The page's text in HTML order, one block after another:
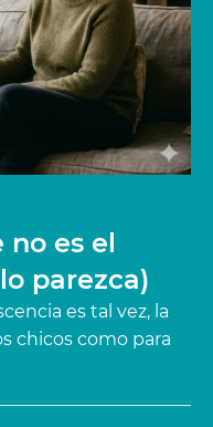
no es el
parezca)
es tal vez, la
chicos como para